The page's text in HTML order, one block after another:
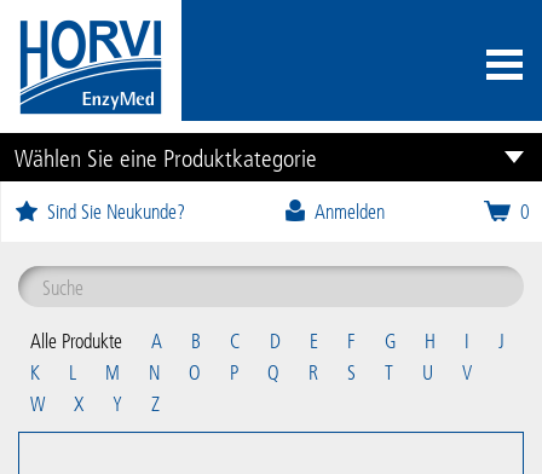
Wählen Sie eine Produktkategorie
Sind Sie Neukunde? Anmelden 0
Alle Produkte A B C D E F G H I
J
K
L M N O P Q R S T U
V
W
X Y Z